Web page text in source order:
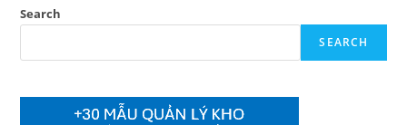
Search
SEARCH